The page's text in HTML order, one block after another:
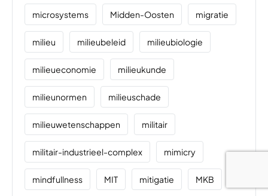
microsystems Midden-Oosten migratie
milieu milieubeleid milieubiologie
milieueconomie milieukunde
milieunormen milieuschade
milieuwetenschappen militair
militair-industrieel-complex mimicry
mindfullness MIT mitigatie MKB